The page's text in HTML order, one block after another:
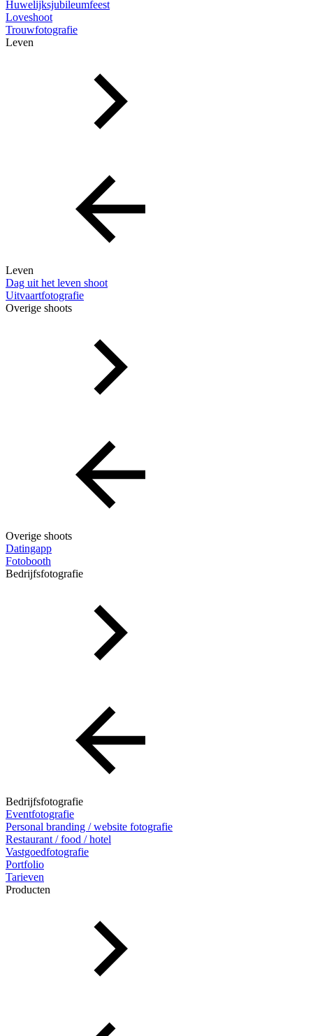
Huwelijksjubileumfeest
Loveshoot
Trouwfotografie
Leven
Leven
Dag uit het leven shoot
Uitvaartfotografie
Overige shoots
Overige shoots
Datingapp
Fotobooth
Bedrijfsfotografie
Bedrijfsfotografie
Eventfotografie
Personal branding / website fotografie
Restaurant / food / hotel
Vastgoedfotografie
Portfolio
Tarieven
Producten